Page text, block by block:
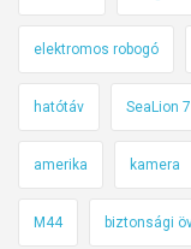
elektromos robogó
hatótáv SeaLion 7
amerika kamera
M44 biztonsági